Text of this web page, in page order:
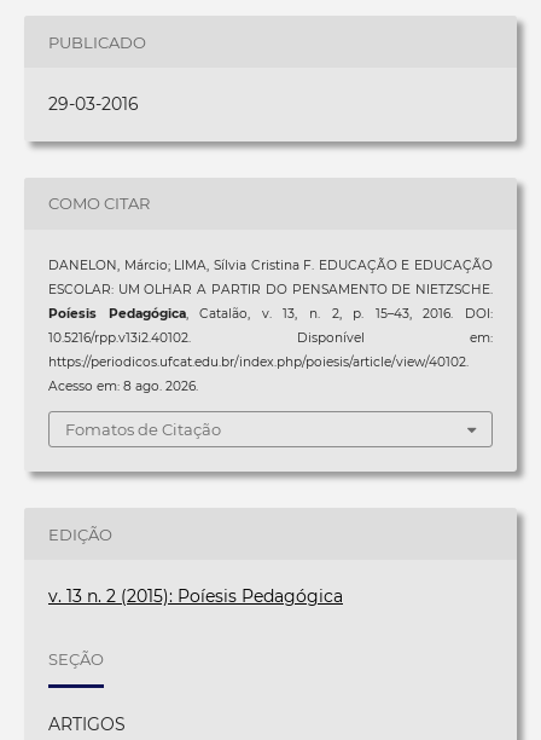
PUBLICADO
29-03-2016
COMO CITAR
DANELON, Márcio; LIMA, Sílvia Cristina F. EDUCAÇÃO E EDUCAÇÃO
ESCOLAR: UM OLHAR A PARTIR DO PENSAMENTO DE NIETZSCHE.
Poíesis Pedagógica, Catalão, v. 13, n. 2, p. 15–43, 2016. DOI:
10.5216/rpp.v13i2.40102. Disponível em:
https://periodicos.ufcat.edu.br/index.php/poiesis/article/view/40102.
Acesso em: 8 ago. 2026.
Fomatos de Citação
EDIÇÃO
v. 13 n. 2 (2015): Poíesis Pedagógica
SEÇÃO
ARTIGOS